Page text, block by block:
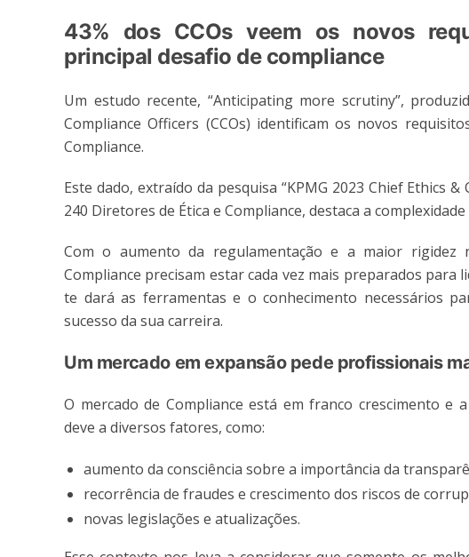
43% dos CCOs veem os novos
principal desafio de compliance
Um estudo recente, “Anticipating more scrutiny”,
Compliance Officers (CCOs) identificam os novos
Compliance.
Este dado, extraído da pesquisa “KPMG 2023 Chief Ethics
240 Diretores de Ética e Compliance, destaca a
Com o aumento da regulamentação e a maior rigidez
Compliance precisam estar cada vez mais preparados para
te dará as ferramentas e o conhecimento necessários
sucesso da sua carreira.
Um mercado em expansão pede profissionais
O mercado de Compliance está em franco crescimento e
deve a diversos fatores, como:
aumento da consciência sobre a importância da
recorrência de fraudes e crescimento dos riscos de
novas legislações e atualizações.